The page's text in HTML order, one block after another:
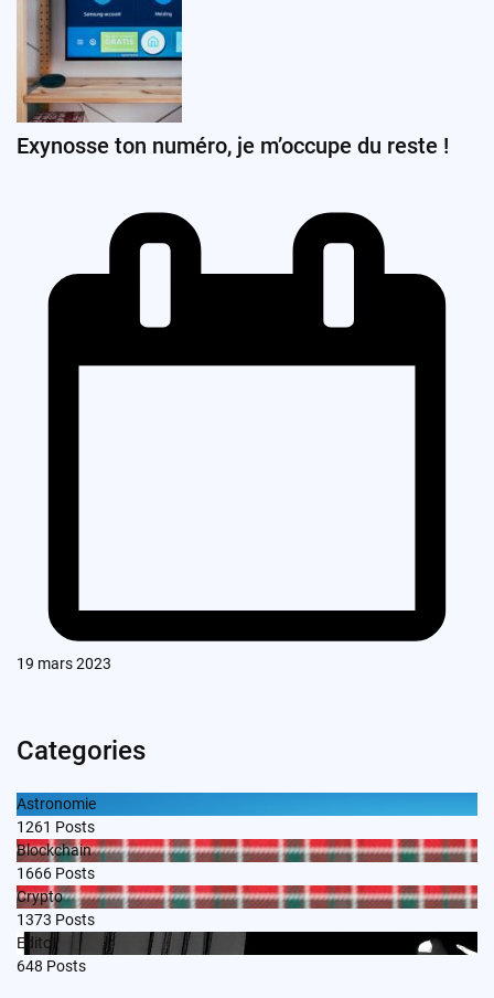
Exynosse ton numéro, je m’occupe du reste !
19 mars 2023
Categories
Astronomie
1261 Posts
Blockchain
1666 Posts
Crypto
1373 Posts
Edito
648 Posts